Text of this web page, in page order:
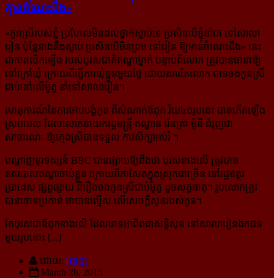
គ្មាន​ចំណេះ​ដឹង»
«កូនស្រីរបស់ខ្ញុំ ប្រហែលមិនដល់ថ្នាក់ស្លាប់ទេ ប្រសិនបើខ្ញុំនាំគេ ទៅសាលា
រៀន ប៉ុន្តែនាងនឹងស្លាប់ ប្រសិនបើមិនព្រម ទៅរៀន ឱ្យមានចំណេះដឹង» នេះ
ជាការលើកឡើង របស់បុរសជាតិឥណ្ឌាម្នាក់ បន្ទាប់ពីលោក ត្រូវបាន​ធានាឱ្យ
នៅក្រៅ​ឃុំ ក្រោយពីធ្វើការឃុំខ្លួនមួយថ្ងៃ ដោយសារតែលោក បានចងកូនស្រី
ជាប់នៅលើម៉ូតូ នាំទៅសាលារៀន។
ហេតុការណ៍នៃការចាប់បង្ខំកូន ពីសំណាក់ឪពុក វ័យ៤០រូបនេះ បានកើតឡើង
ស្របពេល ដែលលោកនាយករដ្ឋមន្ត្រី ឥណ្ឌាន រ៉េនត្រា ម៉ូឌី ជំរុញជា
សាធារណៈ ឱ្យក្មេងស្រីបានទទួល ការសិក្សាអប់រំ ។
បណ្ដាញទូរទស្សន៍ BBC បានផ្សាយឱ្យដឹងថា បុរសខាងលើ ត្រូវបាន
នគរបាលឥណ្ឌាចាប់ខ្លួន ក្រោយពីកាសែតក្នុង​ស្រុក​ជាច្រើន នៅរដ្ឋឧត្តរ
ប្រាដេស ផ្សព្វផ្សាយ ពីរឿងចងកូនស្រីជាប់ម៉ូតូ ដូចសត្វធាតុ។ រូបលោកត្រូវ
បានចោទប្រកាន់ ថាបានល្មើស លើសេចក្តីសុខរបស់កូន។
តែបុរសជាឪពុកខាងលើ ដែលមានអាជីពជាសន្តិសុខ នៅសាលារៀនឯកជន
មួយរូបនោះ [...]
ដោយ: ប្រាថ្នា
March 28, 2015